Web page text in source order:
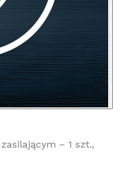
– 1 szt.,